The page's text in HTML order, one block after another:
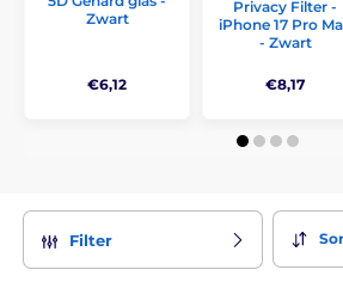
Zwart
€6,12
Privacy Filter -
iPhone 17 Pro
- Zwart
€8,17
Filter